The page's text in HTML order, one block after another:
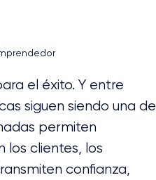
el éxito. Y entre
siguen siendo una de
permiten
los clientes, los
confianza,